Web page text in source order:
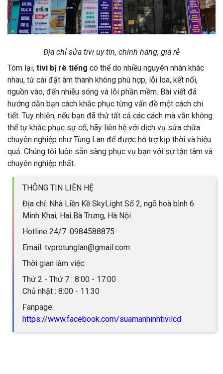
Địa chỉ sửa tivi uy tín, chính hãng, giá rẻ
Tóm lại, tivi bị rè tiếng có thể do nhiều nguyên nhân khác
nhau, từ cài đặt âm thanh không phù hợp, lỗi loa, kết nối,
nguồn vào, đến nhiễu sóng và lỗi phần mềm. Bài viết đã
hướng dẫn bạn cách khắc phục từng vấn đề một cách chi
tiết. Tuy nhiên, nếu bạn đã thử tất cả các cách mà vẫn không
thể tự khắc phục sự cố, hãy liên hệ với dịch vụ sửa chữa
chuyên nghiệp như Tùng Lan để được hỗ trợ kịp thời và hiệu
quả. Chúng tôi luôn sẵn sàng phục vụ bạn với sự tận tâm và
chuyên nghiệp nhất.
THÔNG TIN LIÊN HỆ
Địa chỉ: Nhà Liền Kề SkyLight Số 2, ngõ hoà bình 6
Minh Khai, Hai Bà Trưng, Hà Nội
Hotline 24/7: 0984588875
Email: tvprotunglan@gmail.com
Thời gian làm việc:
Thứ 2 - Thứ 7 : 8:00 - 17:00
Chủ nhật : 8:00 - 11:30
Fanpage:
https://www.facebook.com/suamanhinhtivilcd